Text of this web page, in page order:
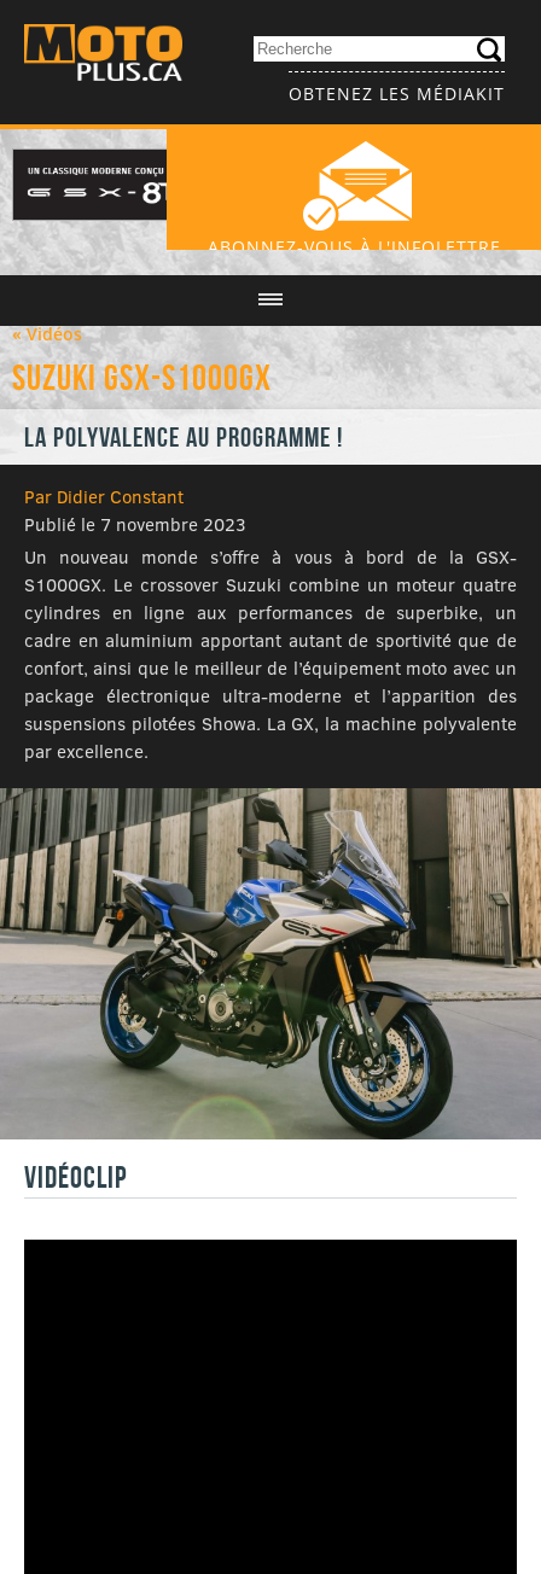
OBTENEZ LES MÉDIAKIT
ABONNEZ-VOUS À L'INFOLETTRE
« Vidéos
Suzuki GSX-S1000GX
La polyvalence au programme !
Par Didier Constant
Publié le 7 novembre 2023
Un nouveau monde s’offre à vous à bord de la GSX-
S1000GX. Le crossover Suzuki combine un moteur quatre
cylindres en ligne aux performances de superbike, un
cadre en aluminium apportant autant de sportivité que de
confort, ainsi que le meilleur de l’équipement moto avec un
package électronique ultra-moderne et l’apparition des
suspensions pilotées Showa. La GX, la machine polyvalente
par excellence.
VIDÉOCLIP